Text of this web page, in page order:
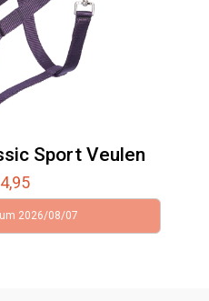
Sport Veulen
2026/08/07